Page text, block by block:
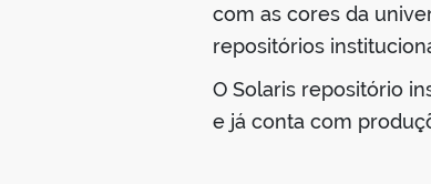
com as cores da
repositórios
O Solaris repositório
e já conta com